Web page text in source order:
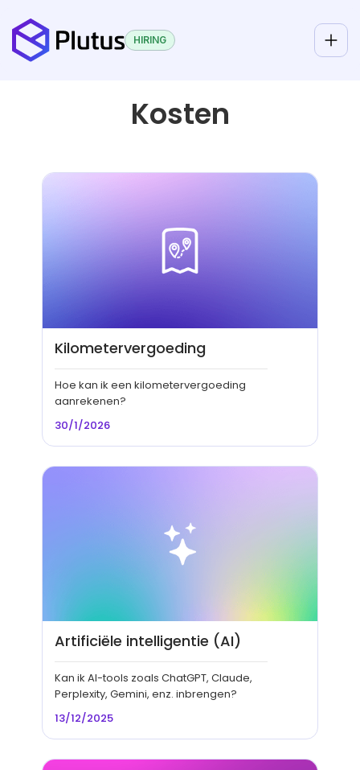
HIRING
Kosten
Kilometervergoeding
Hoe kan ik een kilometervergoeding
aanrekenen?
30/1/2026
Artificiële intelligentie (AI)
Kan ik AI-tools zoals ChatGPT, Claude,
Perplexity, Gemini, enz. inbrengen?
13/12/2025